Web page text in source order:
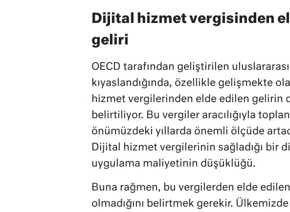
Dijital hizmet vergisinden
geliri
OECD tarafından geliştirilen
kıyaslandığında, özellikle gelişmekte
hizmet vergilerinden elde edilen gelirin
belirtiliyor. Bu vergiler aracılığıyla
önümüzdeki yıllarda önemli ölçüde
Dijital hizmet vergilerinin sağladığı bir
uygulama maliyetinin düşüklüğü.
Buna rağmen, bu vergilerden elde
olmadığını belirtmek gerekir.